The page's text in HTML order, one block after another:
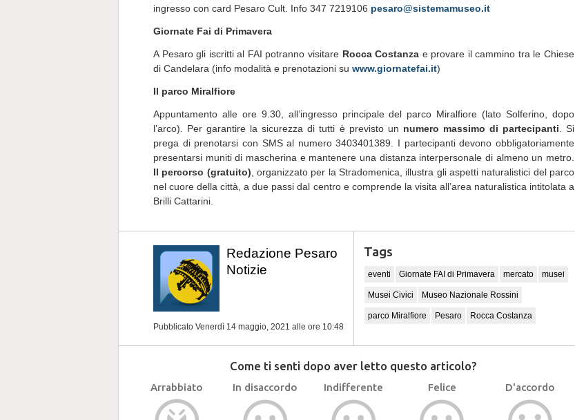
ingresso con card Pesaro Cult. Info 347 7219106 pesaro@sistemamuseo.it
Giornate Fai di Primavera
A Pesaro gli iscritti al FAI potranno visitare Rocca Costanza e provare il cammino tra le Chiese
di Candelara (info modalità e prenotazioni su www.giornatefai.it)
Il parco Miralfiore
Appuntamento alle ore 9.30, all’ingresso principale del parco Miralfiore (lato Solferino, dopo
l’arco). Per garantire la sicurezza di tutti è previsto un numero massimo di partecipanti . Si
prega di prenotarsi con SMS al numero 3403401389. I partecipanti devono obbligatoriamente
presentarsi muniti di mascherina e mantenere una distanza interpersonale di almeno un metro.
Il percorso (gratuito) , organizzato per la Stradomenica, illustra gli aspetti naturalistici del parco
nel cuore della città, a due passi dal centro e comprende la visita all’area naturalistica intitolata a
Brilli Cattarini.
Redazione Pesaro
Notizie
Pubblicato Venerdì 14 maggio, 2021 alle ore 10:48
Tags
eventi Giornate FAI di Primavera mercato musei
Musei Civici Museo Nazionale Rossini
parco Miralfiore Pesaro Rocca Costanza
Come ti senti dopo aver letto questo articolo?
Arrabbiato In disaccordo Indifferente Felice D'accordo